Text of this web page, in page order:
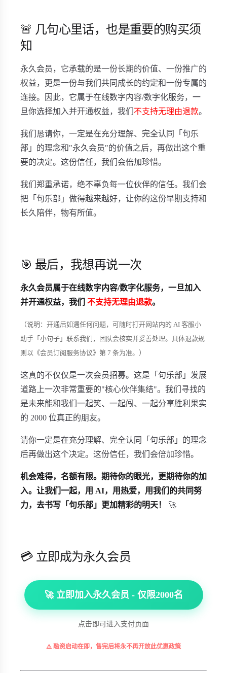
🚨 几句心里话，也是重要的购买须
知
永久会员，它承载的是一份长期的价值、一份推广的
权益，更是一份与我们共同成长的约定和一份专属的
连接。因此，它属于在线数字内容/数字化服务，一
旦你选择加入并开通权益，我们 不支持无理由退款。
我们恳请你，一定是在充分理解、完全认同「句乐
部」的理念和"永久会员"的价值之后，再做出这个重
要的决定。这份信任，我们会倍加珍惜。
我们郑重承诺，绝不辜负每一位伙伴的信任。我们会
把「句乐部」做得越来越好，让你的这份早期支持和
长久陪伴，物有所值。
🎯 最后，我想再说一次
永久会员属于在线数字内容/数字化服务，一旦加入
并开通权益，我们 不支持无理由退款。
（说明：开通后如遇任何问题，可随时打开网站内的 AI 客服小
助手「小句子」联系我们，团队会核实并妥善处理。具体退款规
则以《会员订阅服务协议》第 7 条为准。）
这真的不仅仅是一次会员招募。这是「句乐部」发展
道路上一次非常重要的"核心伙伴集结"。我们寻找的
是未来能和我们一起笑、一起闯、一起分享胜利果实
的 2000 位真正的朋友。
请你一定是在充分理解、完全认同「句乐部」的理念
后再做出这个决定。这份信任，我们会倍加珍惜。
机会难得，名额有限。期待你的眼光，更期待你的加
入。让我们一起，用 AI，用热爱，用我们的共同努
力，去书写「句乐部」更加精彩的明天！
🚀
💳 立即成为永久会员
🚀 立即加入永久会员 - 仅限2000名
点击即可进入支付页面
⚠️ 融资启动在即，售完后将永不再开放此优惠政策